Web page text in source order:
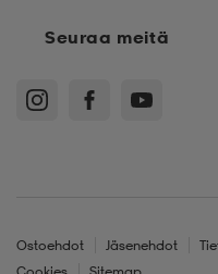
Seuraa meitä
Ostoehdot Jäsenehdot